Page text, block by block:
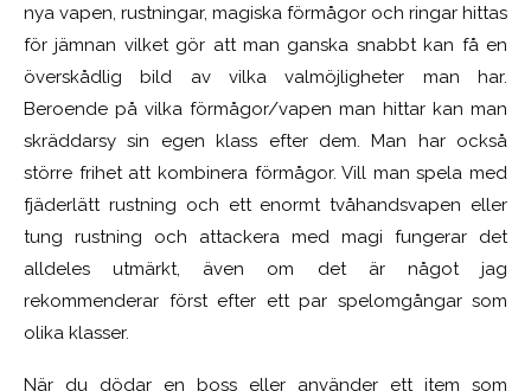
nya vapen, rustningar, magiska förmågor och ringar hittas
för jämnan vilket gör att man ganska snabbt kan få en
överskådlig bild av vilka valmöjligheter man har.
Beroende på vilka förmågor/vapen man hittar kan man
skräddarsy sin egen klass efter dem. Man har också
större frihet att kombinera förmågor. Vill man spela med
fjäderlätt rustning och ett enormt tvåhandsvapen eller
tung rustning och attackera med magi fungerar det
alldeles utmärkt, även om det är något jag
rekommenderar först efter ett par spelomgångar som
olika klasser.
När du dödar en boss eller använder ett item som